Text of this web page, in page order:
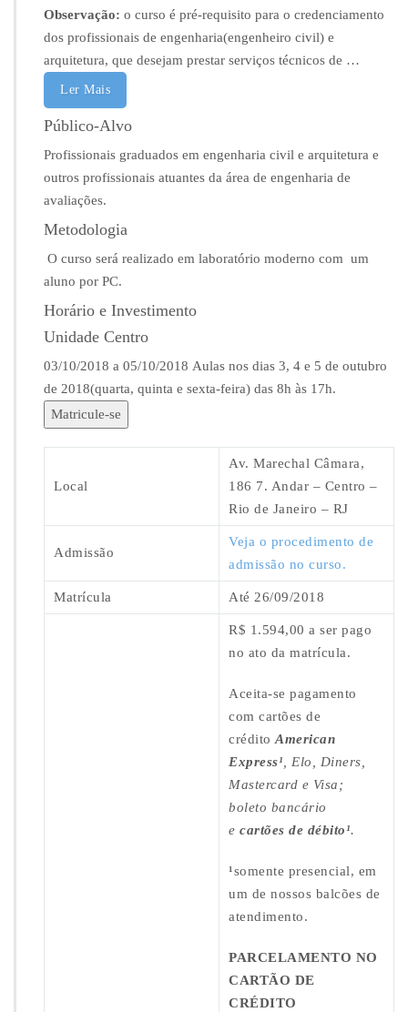
t
a
t
í
a
A
a
g
e
a
r
i
e
v
a
l
i
a
e
s
d
e
m
ó
v
i
–
T/
Observação: o curso é pré-requisito para o credenciamento
dos profissionais de engenharia(engenheiro civil) e
arquitetura, que desejam prestar serviços técnicos de …
Ler Mais
Público-Alvo
Profissionais graduados em engenharia civil e arquitetura e
outros profissionais atuantes da área de engenharia de
avaliações.
Metodologia
O curso será realizado em laboratório moderno com um
aluno por PC.
Horário e Investimento
Unidade Centro
03/10/2018 a 05/10/2018 Aulas nos dias 3, 4 e 5 de outubro
de 2018(quarta, quinta e sexta-feira) das 8h às 17h.
Matricule-se
Local
Av. Marechal Câmara,
186 7. Andar – Centro –
Rio de Janeiro – RJ
Admissão
Veja o procedimento de
admissão no curso.
Matrícula Até 26/09/2018
R$ 1.594,00 a ser pago
no ato da matrícula.
Aceita-se pagamento
com cartões de
crédito American
Express¹ , Elo, Diners,
Mastercard e Visa;
boleto bancário
e cartões de débito¹.
¹somente presencial, em
um de nossos balcões de
atendimento.
PARCELAMENTO NO
CARTÃO DE
CRÉDITO